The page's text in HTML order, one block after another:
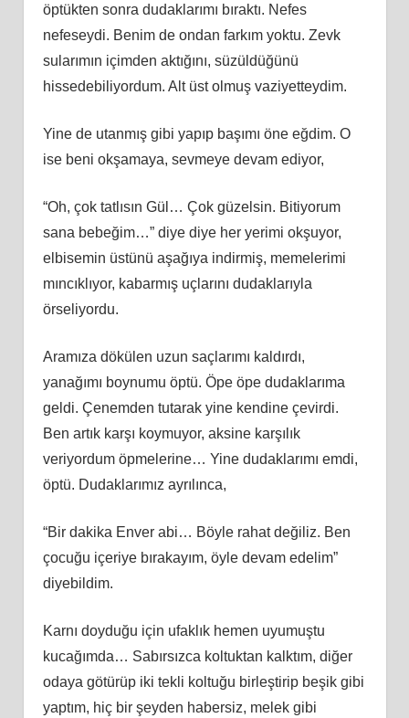
öptükten sonra dudaklarımı bıraktı. Nefes
nefeseydi. Benim de ondan farkım yoktu. Zevk
sularımın içimden aktığını, süzüldüğünü
hissedebiliyordum. Alt üst olmuş vaziyetteydim.
Yine de utanmış gibi yapıp başımı öne eğdim. O
ise beni okşamaya, sevmeye devam ediyor,
“Oh, çok tatlısın Gül… Çok güzelsin. Bitiyorum
sana bebeğim…” diye diye her yerimi okşuyor,
elbisemin üstünü aşağıya indirmiş, memelerimi
mıncıklıyor, kabarmış uçlarını dudaklarıyla
örseliyordu.
Aramıza dökülen uzun saçlarımı kaldırdı,
yanağımı boynumu öptü. Öpe öpe dudaklarıma
geldi. Çenemden tutarak yine kendine çevirdi.
Ben artık karşı koymuyor, aksine karşılık
veriyordum öpmelerine… Yine dudaklarımı emdi,
öptü. Dudaklarımız ayrılınca,
“Bir dakika Enver abi… Böyle rahat değiliz. Ben
çocuğu içeriye bırakayım, öyle devam edelim”
diyebildim.
Karnı doyduğu için ufaklık hemen uyumuştu
kucağımda… Sabırsızca koltuktan kalktım, diğer
odaya götürüp iki tekli koltuğu birleştirip beşik gibi
yaptım, hiç bir şeyden habersiz, melek gibi